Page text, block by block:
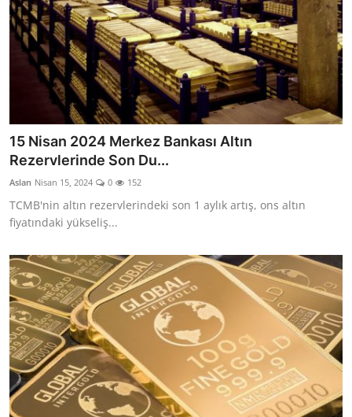
15 Nisan 2024 Merkez Bankası Altın
Rezervlerinde Son Du...
Aslan Nisan 15, 2024 0 152
TCMB'nin altın rezervlerindeki son 1 aylık artış, ons altın
fiyatındaki yükseliş...